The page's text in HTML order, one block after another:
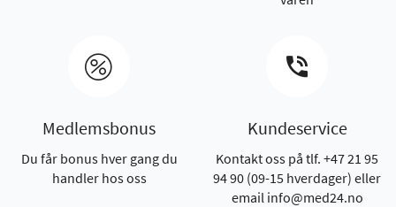
Medlemsbonus
Du får bonus hver gang du
handler hos oss
Kundeservice
Kontakt oss på tlf. +47 21 95
94 90 (09-15 hverdager) eller
email info@med24.no